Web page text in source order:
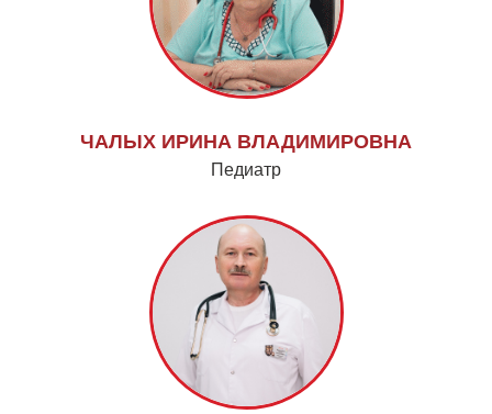
ЧАЛЫХ ИРИНА ВЛАДИМИРОВНА
Педиатр